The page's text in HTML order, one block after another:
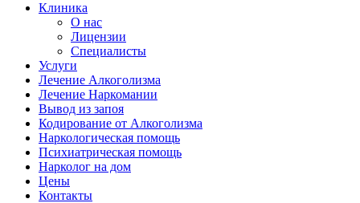
Клиника
О нас
Лицензии
Специалисты
Услуги
Лечение Алкоголизма
Лечение Наркомании
Вывод из запоя
Кодирование от Алкоголизма
Наркологическая помощь
Психиатрическая помощь
Нарколог на дом
Цены
Контакты